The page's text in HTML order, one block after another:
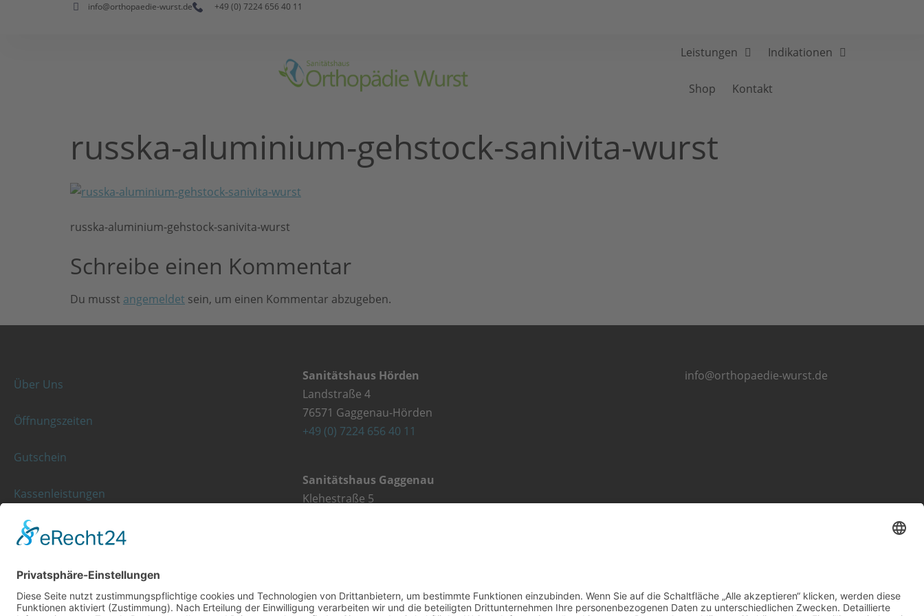
info@orthopaedie-wurst.de +49 (0) 7224 656 40 11
Leistungen Indikationen
Shop Kontakt
russka-aluminium-gehstock-sanivita-wurst
russka-aluminium-gehstock-sanivita-wurst
Schreibe einen Kommentar
Du musst angemeldet sein, um einen Kommentar abzugeben.
Über Uns
Öffnungszeiten
Gutschein
Kassenleistungen
Rezeptgebühr
Sanitätshaus Hörden
Landstraße 4
76571 Gaggenau-Hörden
+49 (0) 7224 656 40 11
Sanitätshaus Gaggenau
Klehestraße 5
info@orthopaedie-wurst.de